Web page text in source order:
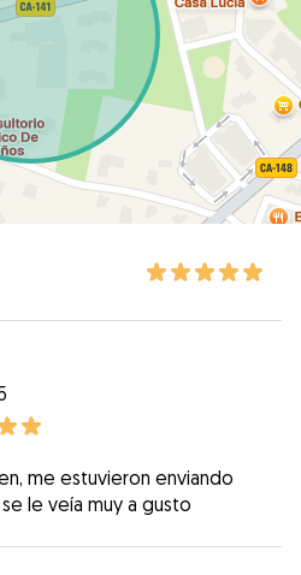
me estuvieron enviando
le veía muy a gusto